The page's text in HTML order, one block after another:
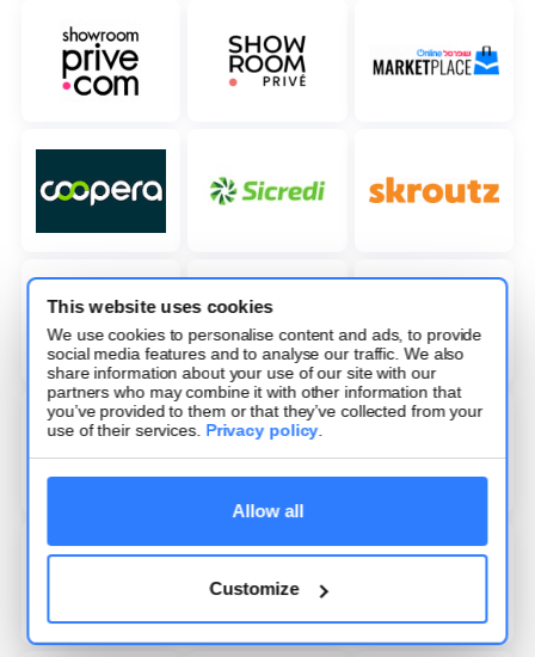
This website uses cookies
We use cookies to personalise content and ads, to provide
social media features and to analyse our traffic. We also
share information about your use of our site with our
partners who may combine it with other information that
you’ve provided to them or that they’ve collected from your
use of their services. Privacy policy.
Allow all
Customize